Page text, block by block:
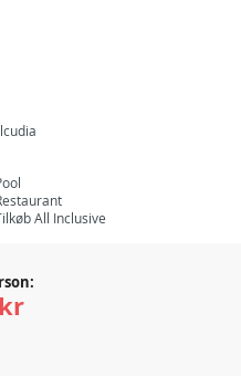
All Inclusive